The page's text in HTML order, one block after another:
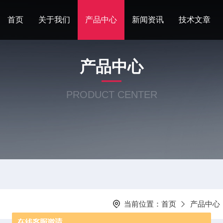
首页 关于我们 产品中心 新闻资讯 技术文章
产品中心
PRODUCT CENTER
当前位置： 首页 产品中心